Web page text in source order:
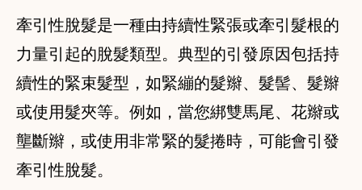
牽引性脫髮是一種由持續性緊張或牽引髮根的
力量引起的脫髮類型。典型的引發原因包括持
續性的緊束髮型，如緊繃的髮辮、髮髻、髮辮
或使用髮夾等。例如，當您綁雙馬尾、花辮或
壟斷辮，或使用非常緊的髮捲時，可能會引發
牽引性脫髮。